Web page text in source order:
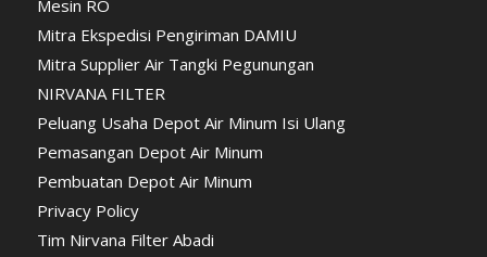
Mesin RO
Mitra Ekspedisi Pengiriman DAMIU
Mitra Supplier Air Tangki Pegunungan
NIRVANA FILTER
Peluang Usaha Depot Air Minum Isi Ulang
Pemasangan Depot Air Minum
Pembuatan Depot Air Minum
Privacy Policy
Tim Nirvana Filter Abadi